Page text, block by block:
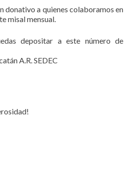
donativo a quienes colaboramos en
misal mensual.
depositar a este número de
A.R. SEDEC